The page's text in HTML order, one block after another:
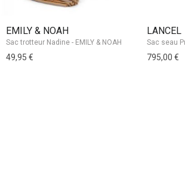
EMILY & NOAH
Sac trotteur Nadine - EMILY & NOAH
49,95 €
LANCEL
795,00 €